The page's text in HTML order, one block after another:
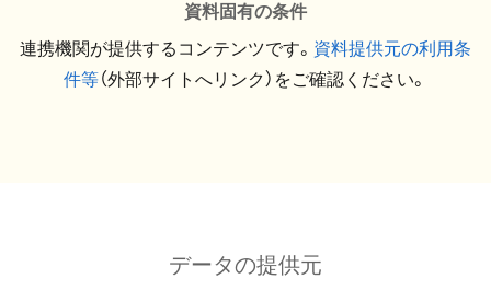
資料固有の条件
連携機関が提供するコンテンツです。 資料提供元の利用条
件等（外部サイトへリンク）をご確認ください。
データの提供元